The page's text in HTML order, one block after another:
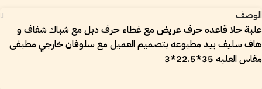
الوصف
علبة حلا قاعده حرف عريض مع غطاء حرف دبل مع شباك شفاف و
هاف سليف بيد مطبوعه بتصميم العميل مع سلوفان خارجي مطبفى
مقاس العلبه 35*22.5*3